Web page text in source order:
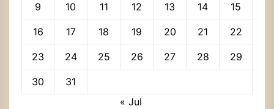
9 10 11 12 13 14 15
16 17 18 19 20 21 22
23 24 25 26 27 28 29
30
31
« Jul